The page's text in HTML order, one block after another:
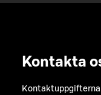
Kontakta